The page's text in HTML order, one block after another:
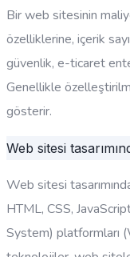
Bir web sitesinin
özelliklerine, içerik
güvenlik, e-ticaret
Genellikle
gösterir.
Web sitesi
Web sitesi
HTML, CSS,
System) platformları